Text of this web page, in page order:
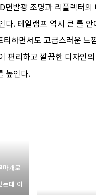
면발광 조명과 리플렉터의
다. 테일램프 역시 큰 틀
하면서도 고급스러운 느
편리하고 깔끔한 디자인
높인다.
마개로
데 이